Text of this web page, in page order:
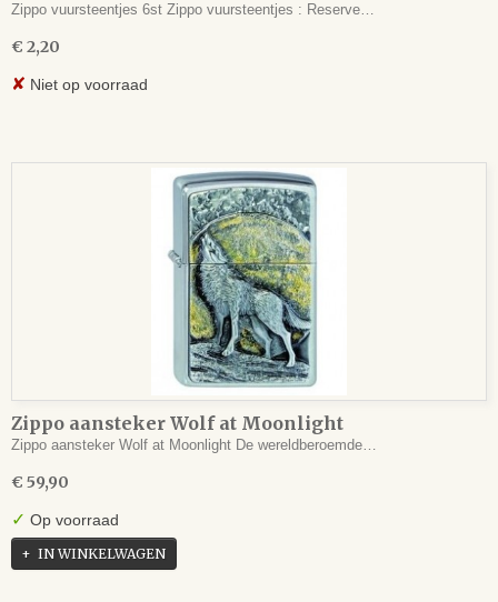
Zippo vuursteentjes 6st Zippo vuursteentjes : Reserve…
€ 2,20
✘ Niet op voorraad
Zippo aansteker Wolf at Moonlight
Zippo aansteker Wolf at Moonlight De wereldberoemde…
€ 59,90
✓ Op voorraad
IN WINKELWAGEN